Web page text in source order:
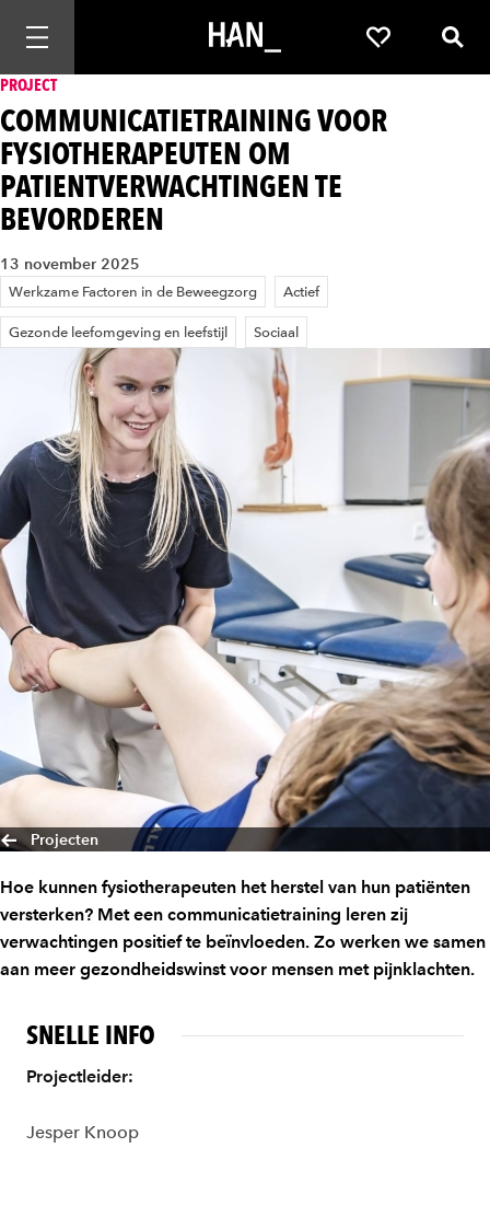
Mobiele navigatie openen Favorieten
PROJECT
COMMUNICATIETRAINING VOOR
FYSIOTHERAPEUTEN OM
PATIENTVERWACHTINGEN TE
BEVORDEREN
13 november 2025
Werkzame Factoren in de Beweegzorg Actief
Gezonde leefomgeving en leefstijl Sociaal
Projecten
Hoe kunnen fysiotherapeuten het herstel van hun patiënten
versterken? Met een communicatietraining leren zij
verwachtingen positief te beïnvloeden. Zo werken we samen
aan meer gezondheidswinst voor mensen met pijnklachten.
SNELLE INFO
Projectleider:
Jesper Knoop